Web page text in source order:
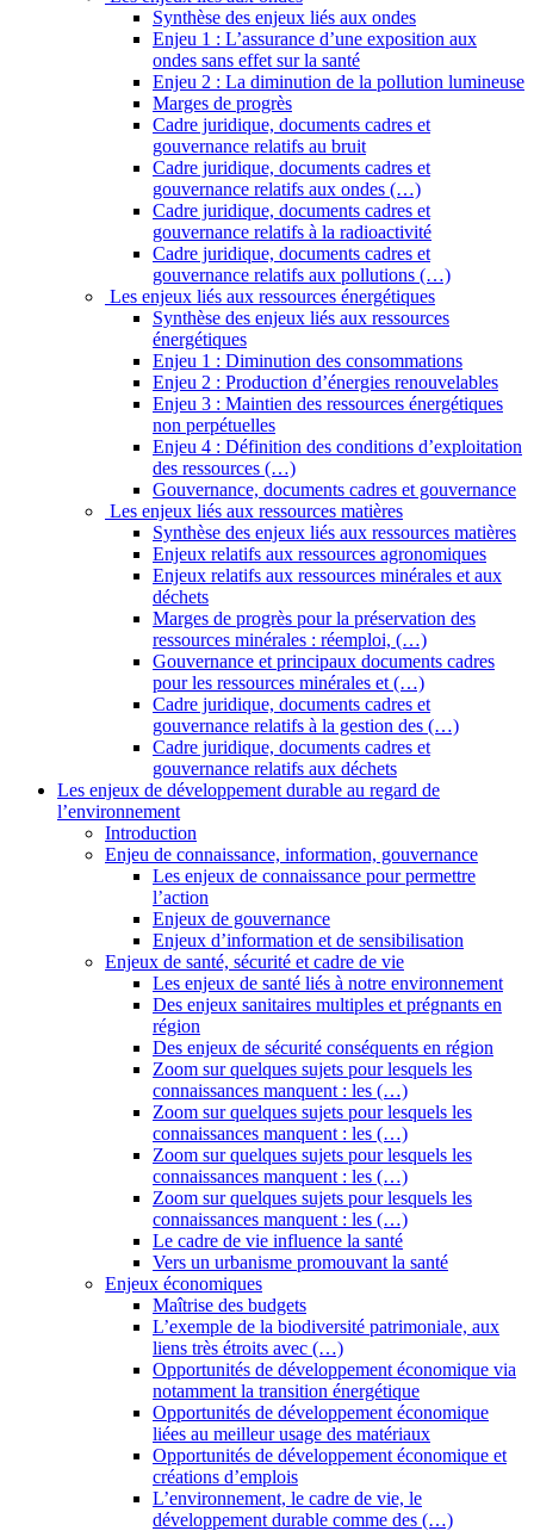
Synthèse des enjeux liés aux ondes
Enjeu 1 : L’assurance d’une exposition aux
ondes sans effet sur la santé
Enjeu 2 : La diminution de la pollution lumineuse
Marges de progrès
Cadre juridique, documents cadres et
gouvernance relatifs au bruit
Cadre juridique, documents cadres et
gouvernance relatifs aux ondes (…)
Cadre juridique, documents cadres et
gouvernance relatifs à la radioactivité
Cadre juridique, documents cadres et
gouvernance relatifs aux pollutions (…)
Les enjeux liés aux ressources énergétiques
Synthèse des enjeux liés aux ressources
énergétiques
Enjeu 1 : Diminution des consommations
Enjeu 2 : Production d’énergies renouvelables
Enjeu 3 : Maintien des ressources énergétiques
non perpétuelles
Enjeu 4 : Définition des conditions d’exploitation
des ressources (…)
Gouvernance, documents cadres et gouvernance
Les enjeux liés aux ressources matières
Synthèse des enjeux liés aux ressources matières
Enjeux relatifs aux ressources agronomiques
Enjeux relatifs aux ressources minérales et aux
déchets
Marges de progrès pour la préservation des
ressources minérales : réemploi, (…)
Gouvernance et principaux documents cadres
pour les ressources minérales et (…)
Cadre juridique, documents cadres et
gouvernance relatifs à la gestion des (…)
Cadre juridique, documents cadres et
gouvernance relatifs aux déchets
Les enjeux de développement durable au regard de
l’environnement
Introduction
Enjeu de connaissance, information, gouvernance
Les enjeux de connaissance pour permettre
l’action
Enjeux de gouvernance
Enjeux d’information et de sensibilisation
Enjeux de santé, sécurité et cadre de vie
Les enjeux de santé liés à notre environnement
Des enjeux sanitaires multiples et prégnants en
région
Des enjeux de sécurité conséquents en région
Zoom sur quelques sujets pour lesquels les
connaissances manquent : les (…)
Zoom sur quelques sujets pour lesquels les
connaissances manquent : les (…)
Zoom sur quelques sujets pour lesquels les
connaissances manquent : les (…)
Zoom sur quelques sujets pour lesquels les
connaissances manquent : les (…)
Le cadre de vie influence la santé
Vers un urbanisme promouvant la santé
Enjeux économiques
Maîtrise des budgets
L’exemple de la biodiversité patrimoniale, aux
liens très étroits avec (…)
Opportunités de développement économique via
notamment la transition énergétique
Opportunités de développement économique
liées au meilleur usage des matériaux
Opportunités de développement économique et
créations d’emplois
L’environnement, le cadre de vie, le
développement durable comme des (…)